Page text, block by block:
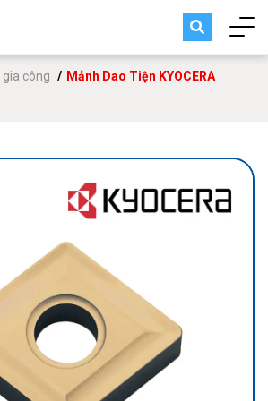
gia công
Mảnh Dao Tiện KYOCERA